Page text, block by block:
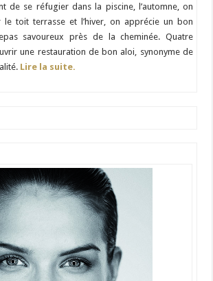
de se réfugier dans la piscine, l’automne, on
toit terrasse et l’hiver, on apprécie un bon
savoureux près de la cheminée. Quatre
une restauration de bon aloi, synonyme de
Lire la suite.